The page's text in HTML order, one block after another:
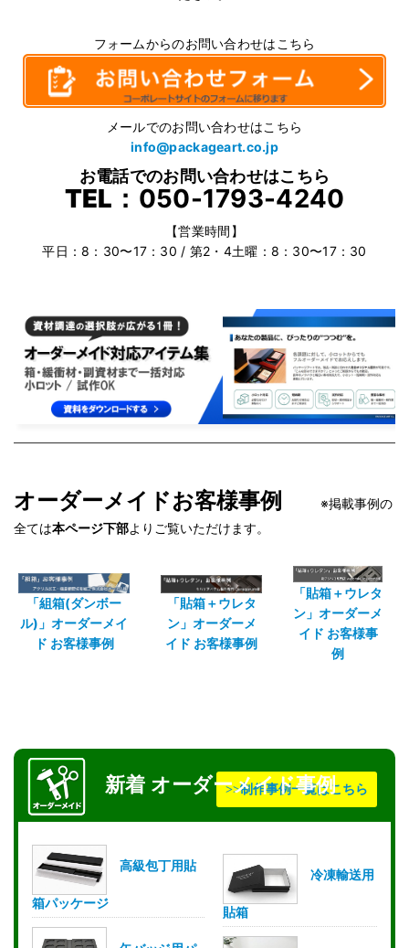
フォームからのお問い合わせはこちら
メールでのお問い合わせはこちら
info@packageart.co.jp
お電話でのお問い合わせはこちら
TEL： 050-1793-4240
【営業時間】
平日：8：30〜17：30 / 第2・4土曜：8：30〜17：30
オーダーメイドお客様事例
※掲載事例の
全ては本ページ下部よりご覧いただけます。
「組箱(ダンボー
ル)」オーダーメイ
ド お客様事例
「貼箱＋ウレタ
ン」オーダーメ
イド お客様事例
「貼箱＋ウレタ
ン」オーダーメ
イド お客様事
例